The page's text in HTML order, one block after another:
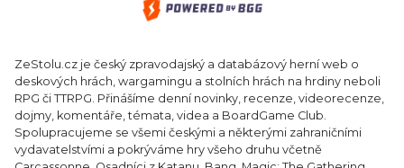
ZeStolu.cz je český zpravodajský a databázový herní web o
deskových hrách, wargamingu a stolních hrách na hrdiny neboli
RPG či TTRPG. Přinášíme denní novinky, recenze, videorecenze,
dojmy, komentáře, témata, videa a BoardGame Club.
Spolupracujeme se všemi českými a některými zahraničními
vydavatelstvími a pokrýváme hry všeho druhu včetně